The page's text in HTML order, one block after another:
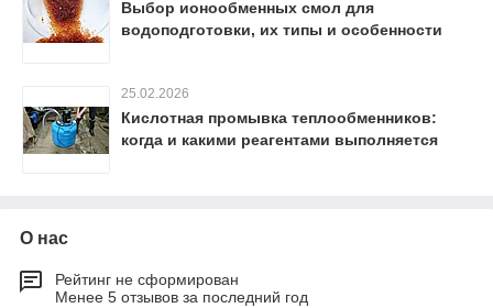
Выбор ионообменных смол для
водоподготовки, их типы и особенности
25.02.2026
Кислотная промывка теплообменников:
когда и какими реагентами выполняется
О нас
Рейтинг не сформирован
Менее 5 отзывов за последний год